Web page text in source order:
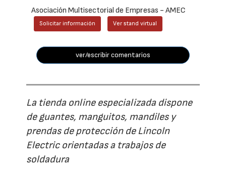
Asociación Multisectorial de Empresas - AMEC
Solicitar información Ver stand virtual
ver/escribir comentarios
La tienda online especializada dispone
de guantes, manguitos, mandiles y
prendas de protección de Lincoln
Electric orientadas a trabajos de
soldadura